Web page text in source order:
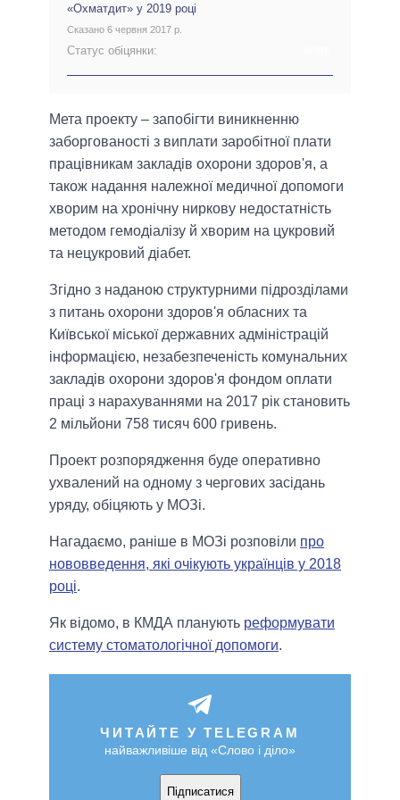
«Охматдит» у 2019 році
Сказано 6 червня 2017 р.
Статус обіцянки:
Мета проекту – запобігти виникненню
заборгованості з виплати заробітної плати
працівникам закладів охорони здоров'я, а
також надання належної медичної допомоги
хворим на хронічну ниркову недостатність
методом гемодіалізу й хворим на цукровий
та нецукровий діабет.
Згідно з наданою структурними підрозділами
з питань охорони здоров'я обласних та
Київської міської державних адміністрацій
інформацією, незабезпеченість комунальних
закладів охорони здоров'я фондом оплати
праці з нарахуваннями на 2017 рік становить
2 мільйони 758 тисяч 600 гривень.
Проект розпорядження буде оперативно
ухвалений на одному з чергових засідань
уряду, обіцяють у МОЗі.
Нагадаємо, раніше в МОЗі розповіли про
нововведення, які очікують українців у 2018
році.
Як відомо, в КМДА планують реформувати
систему стоматологічної допомоги.
ЧИТАЙТЕ У TELEGRAM
найважливіше від «Слово і діло»
Підписатися